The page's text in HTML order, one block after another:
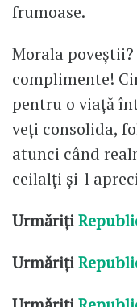
frumoase.
Morala
complimente!
pentru o viață
veți consolida,
atunci când
ceilalți și-l
Urmăriți
Urmăriți